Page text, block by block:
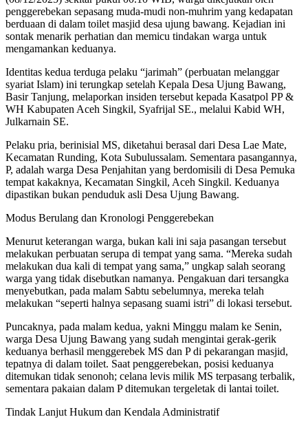
penggerebekan sepasang muda-mudi non-muhrim yang kedapatan
berduaan di dalam toilet masjid desa ujung bawang. Kejadian ini
sontak menarik perhatian dan memicu tindakan warga untuk
mengamankan keduanya.
Identitas kedua terduga pelaku “jarimah” (perbuatan melanggar
syariat Islam) ini terungkap setelah Kepala Desa Ujung Bawang,
Basir Tanjung, melaporkan insiden tersebut kepada Kasatpol PP &
WH Kabupaten Aceh Singkil, Syafrijal SE., melalui Kabid WH,
Julkarnain SE.
Pelaku pria, berinisial MS, diketahui berasal dari Desa Lae Mate,
Kecamatan Runding, Kota Subulussalam. Sementara pasangannya,
P, adalah warga Desa Penjahitan yang berdomisili di Desa Pemuka
tempat kakaknya, Kecamatan Singkil, Aceh Singkil. Keduanya
dipastikan bukan penduduk asli Desa Ujung Bawang.
Modus Berulang dan Kronologi Penggerebekan
Menurut keterangan warga, bukan kali ini saja pasangan tersebut
melakukan perbuatan serupa di tempat yang sama. “Mereka sudah
melakukan dua kali di tempat yang sama,” ungkap salah seorang
warga yang tidak disebutkan namanya. Pengakuan dari tersangka
menyebutkan, pada malam Sabtu sebelumnya, mereka telah
melakukan “seperti halnya sepasang suami istri” di lokasi tersebut.
Puncaknya, pada malam kedua, yakni Minggu malam ke Senin,
warga Desa Ujung Bawang yang sudah mengintai gerak-gerik
keduanya berhasil menggerebek MS dan P di pekarangan masjid,
tepatnya di dalam toilet. Saat penggerebekan, posisi keduanya
ditemukan tidak senonoh; celana levis milik MS terpasang terbalik,
sementara pakaian dalam P ditemukan tergeletak di lantai toilet.
Tindak Lanjut Hukum dan Kendala Administratif